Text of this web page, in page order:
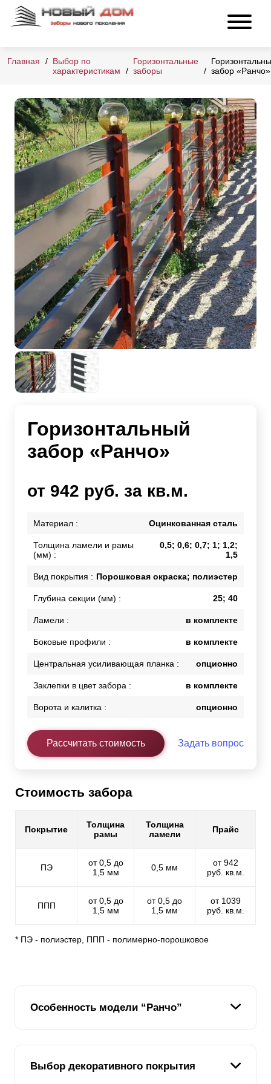
Главная
Выбор по
характеристикам
Горизонтальные
заборы
забор «Ранчо»
Горизонтальный
забор «Ранчо»
от 942 руб. за кв.м.
Материал : Оцинкованная сталь
Толщина ламели и рамы
(мм) :
0,5; 0,6; 0,7; 1; 1,2;
1,5
Вид покрытия : Порошковая окраска; полиэстер
Глубина секции (мм) : 25; 40
Ламели : в комплекте
Боковые профили : в комплекте
Центральная усиливающая планка : опционно
Заклепки в цвет забора : в комплекте
Ворота и калитка : опционно
Рассчитать стоимость Задать вопрос
Стоимость забора
Покрытие
Толщина
рамы
Толщина
ламели
Прайс
ПЭ
от 0,5 до
1,5 мм
0,5 мм
от 942
руб. кв.м.
ППП
от 0,5 до
1,5 мм
от 0,5 до
1,5 мм
от 1039
руб. кв.м.
* ПЭ - полиэстер, ППП - полимерно-порошковое
Особенность модели “Ранчо”
Собирая забор этой модели вы почувствуете себя
подростком, собирающим конструктор, легкость и
Выбор декоративного покрытия